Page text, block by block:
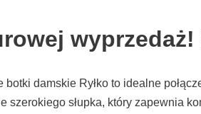
wyprzedaż!
damskie Ryłko to idealne
słupka, który zapewnia